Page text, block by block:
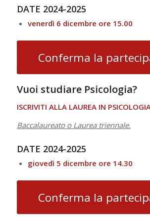
DATE 2024-2025
venerdì 6 dicembre ore 15.00
Conferma la
Vuoi studiare Psicologia?
ISCRIVITI ALLA LAUREA IN
Baccalaureato o Laurea triennale.
DATE 2024-2025
giovedì 5 dicembre ore 14.30
Conferma la